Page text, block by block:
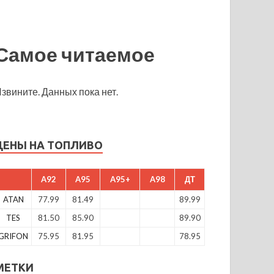
читаемое
Данных пока нет.
НА ТОПЛИВО
A92 A95 A95+ A98 ДТ
ATAN 77.99 81.49
89.99
TES
81.50 85.90
89.90
75.95 81.95 78.95